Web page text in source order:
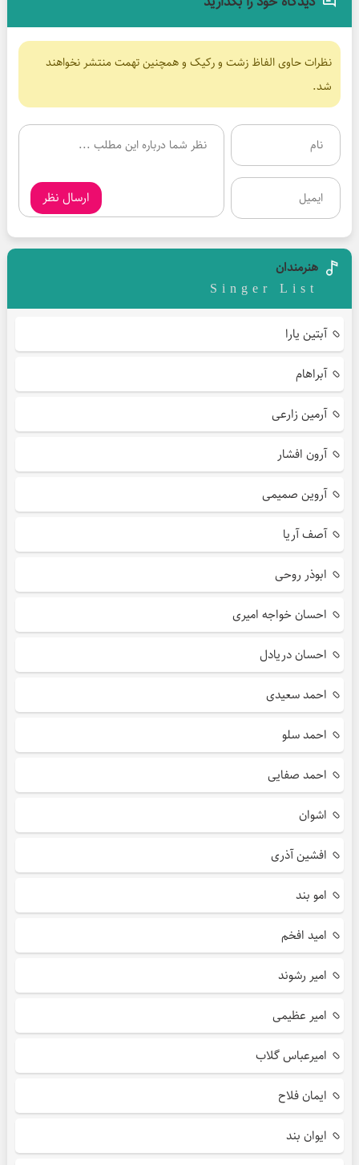
نظرات حاوی الفاظ زشت و رکیک و همچنین تهمت منتشر نخواهند
شد.
ارسال نظر
هنرمندان
Singer List
آبتین یارا
آبراهام
آرمین زارعی
آرون افشار
آروین صمیمی
آصف آریا
ابوذر روحی
احسان خواجه امیری
احسان دریادل
احمد سعیدی
احمد سلو
احمد صفایی
اشوان
افشین آذری
امو بند
امید افخم
امیر رشوند
امیر عظیمی
امیرعباس گلاب
ایمان فلاح
ایوان بند